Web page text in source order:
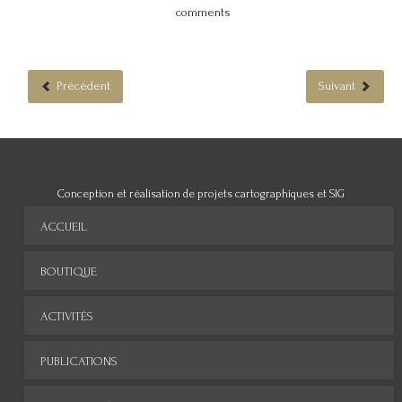
comments
Précédent Suivant
Conception et réalisation de projets cartographiques et SIG
ACCUEIL
BOUTIQUE
ACTIVITÉS
PUBLICATIONS